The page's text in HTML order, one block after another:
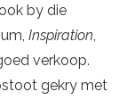
by die
Inspiration
verkoop.
gekry met